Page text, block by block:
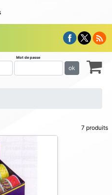
Mot de passe
ok
7 produits